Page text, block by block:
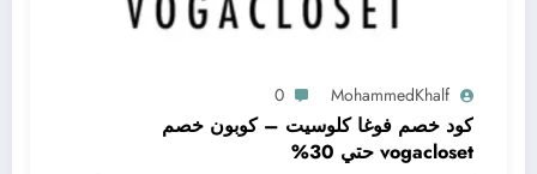
MohammedKhalf
0
كود خصم فوغا كلوسيت – كوبون خصم
vogacloset حتي 30%